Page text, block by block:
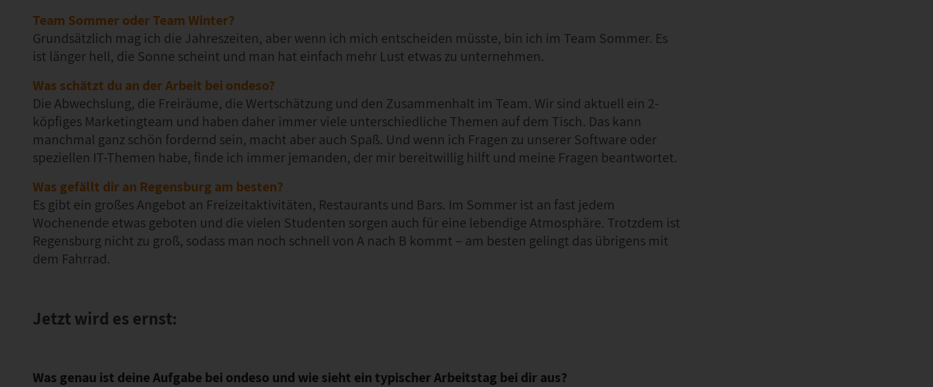
Team Sommer oder Team Winter?
Grundsätzlich mag ich die Jahreszeiten, aber wenn ich mich entscheiden müsste, bin ich im Team Sommer. Es
ist länger hell, die Sonne scheint und man hat einfach mehr Lust etwas zu unternehmen.
Was schätzt du an der Arbeit bei ondeso?
Die Abwechslung, die Freiräume, die Wertschätzung und den Zusammenhalt im Team. Wir sind aktuell ein 2-
köpfiges Marketingteam und haben daher immer viele unterschiedliche Themen auf dem Tisch. Das kann
manchmal ganz schön fordernd sein, macht aber auch Spaß. Und wenn ich Fragen zu unserer Software oder
speziellen IT-Themen habe, finde ich immer jemanden, der mir bereitwillig hilft und meine Fragen beantwortet.
Was gefällt dir an Regensburg am besten?
Es gibt ein großes Angebot an Freizeitaktivitäten, Restaurants und Bars. Im Sommer ist an fast jedem
Wochenende etwas geboten und die vielen Studenten sorgen auch für eine lebendige Atmosphäre. Trotzdem ist
Regensburg nicht zu groß, sodass man noch schnell von A nach B kommt – am besten gelingt das übrigens mit
dem Fahrrad.
Jetzt wird es ernst:
Was genau ist deine Aufgabe bei ondeso und wie sieht ein typischer Arbeitstag bei dir aus?